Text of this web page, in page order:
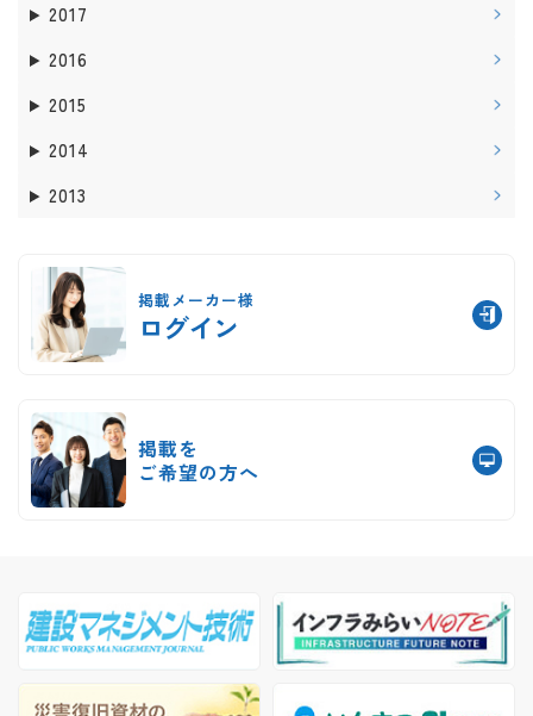
2017
2016
2015
2014
2013
掲載メーカー様
ログイン
掲載を
ご希望の方へ